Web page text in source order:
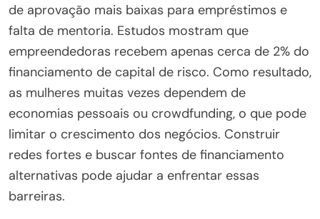
de aprovação mais baixas para empréstimos e
falta de mentoria. Estudos mostram que
empreendedoras recebem apenas cerca de 2% do
financiamento de capital de risco. Como resultado,
as mulheres muitas vezes dependem de
economias pessoais ou crowdfunding, o que pode
limitar o crescimento dos negócios. Construir
redes fortes e buscar fontes de financiamento
alternativas pode ajudar a enfrentar essas
barreiras.